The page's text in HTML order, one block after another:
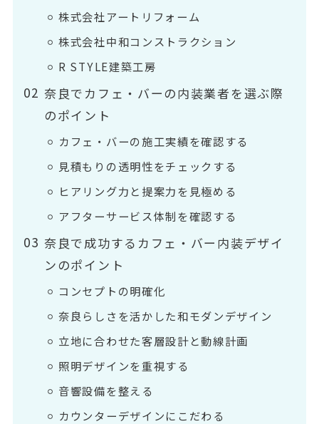
株式会社アートリフォーム
株式会社中和コンストラクション
R STYLE建築工房
奈良でカフェ・バーの内装業者を選ぶ際
のポイント
カフェ・バーの施工実績を確認する
見積もりの透明性をチェックする
ヒアリング力と提案力を見極める
アフターサービス体制を確認する
奈良で成功するカフェ・バー内装デザイ
ンのポイント
コンセプトの明確化
奈良らしさを活かした和モダンデザイン
立地に合わせた客層設計と動線計画
照明デザインを重視する
音響設備を整える
カウンターデザインにこだわる